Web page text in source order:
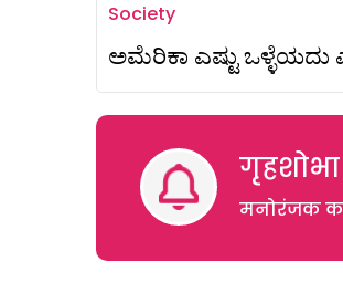
Society
ಅಮೆರಿಕಾ ಎಷ್ಟು ಒಳ್ಳೆಯದು
मनोरंजक